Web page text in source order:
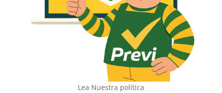
Lea Nuestra política